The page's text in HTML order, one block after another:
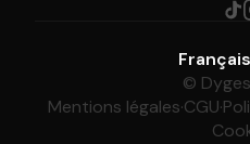
Français
©
Mentions légales·CGU·